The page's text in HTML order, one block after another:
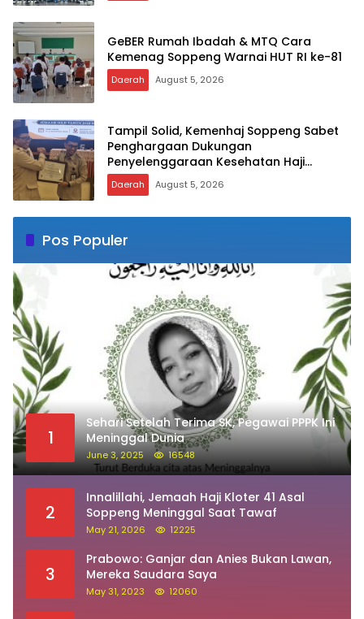
GeBER Rumah Ibadah & MTQ Cara
Kemenag Soppeng Warnai HUT RI ke-81
Daerah August 5, 2026
Tampil Solid, Kemenhaj Soppeng Sabet
Penghargaan Dukungan
Penyelenggaraan Kesehatan Haji
Terbaik
Daerah August 5, 2026
Pos Populer
1
Sehari Setelah Terima SK, Pegawai PPPK Ini
Meninggal Dunia
June 3, 2025 16548
2
Innalillahi, Jemaah Haji Kloter 41 Asal
Soppeng Meninggal Saat Tawaf
May 21, 2026 12225
3
Prabowo: Ganjar dan Anies Bukan Lawan,
Mereka Saudara Saya
May 31, 2023 12060